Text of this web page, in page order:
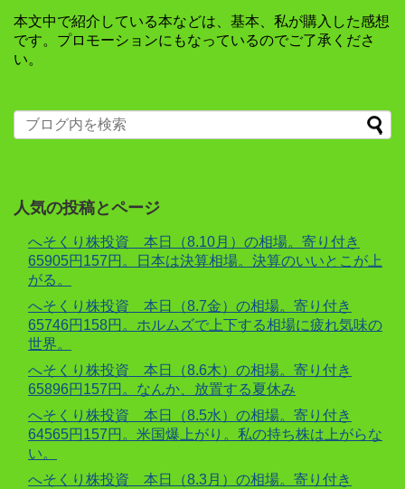
本文中で紹介している本などは、基本、私が購入した感想
です。プロモーションにもなっているのでご了承くださ
い。
人気の投稿とページ
へそくり株投資 本日（8.10月）の相場。寄り付き
65905円157円。日本は決算相場。決算のいいとこが上
がる。
へそくり株投資 本日（8.7金）の相場。寄り付き
65746円158円。ホルムズで上下する相場に疲れ気味の
世界。
へそくり株投資 本日（8.6木）の相場。寄り付き
65896円157円。なんか、放置する夏休み
へそくり株投資 本日（8.5水）の相場。寄り付き
64565円157円。米国爆上がり。私の持ち株は上がらな
い。
へそくり株投資 本日（8.3月）の相場。寄り付き